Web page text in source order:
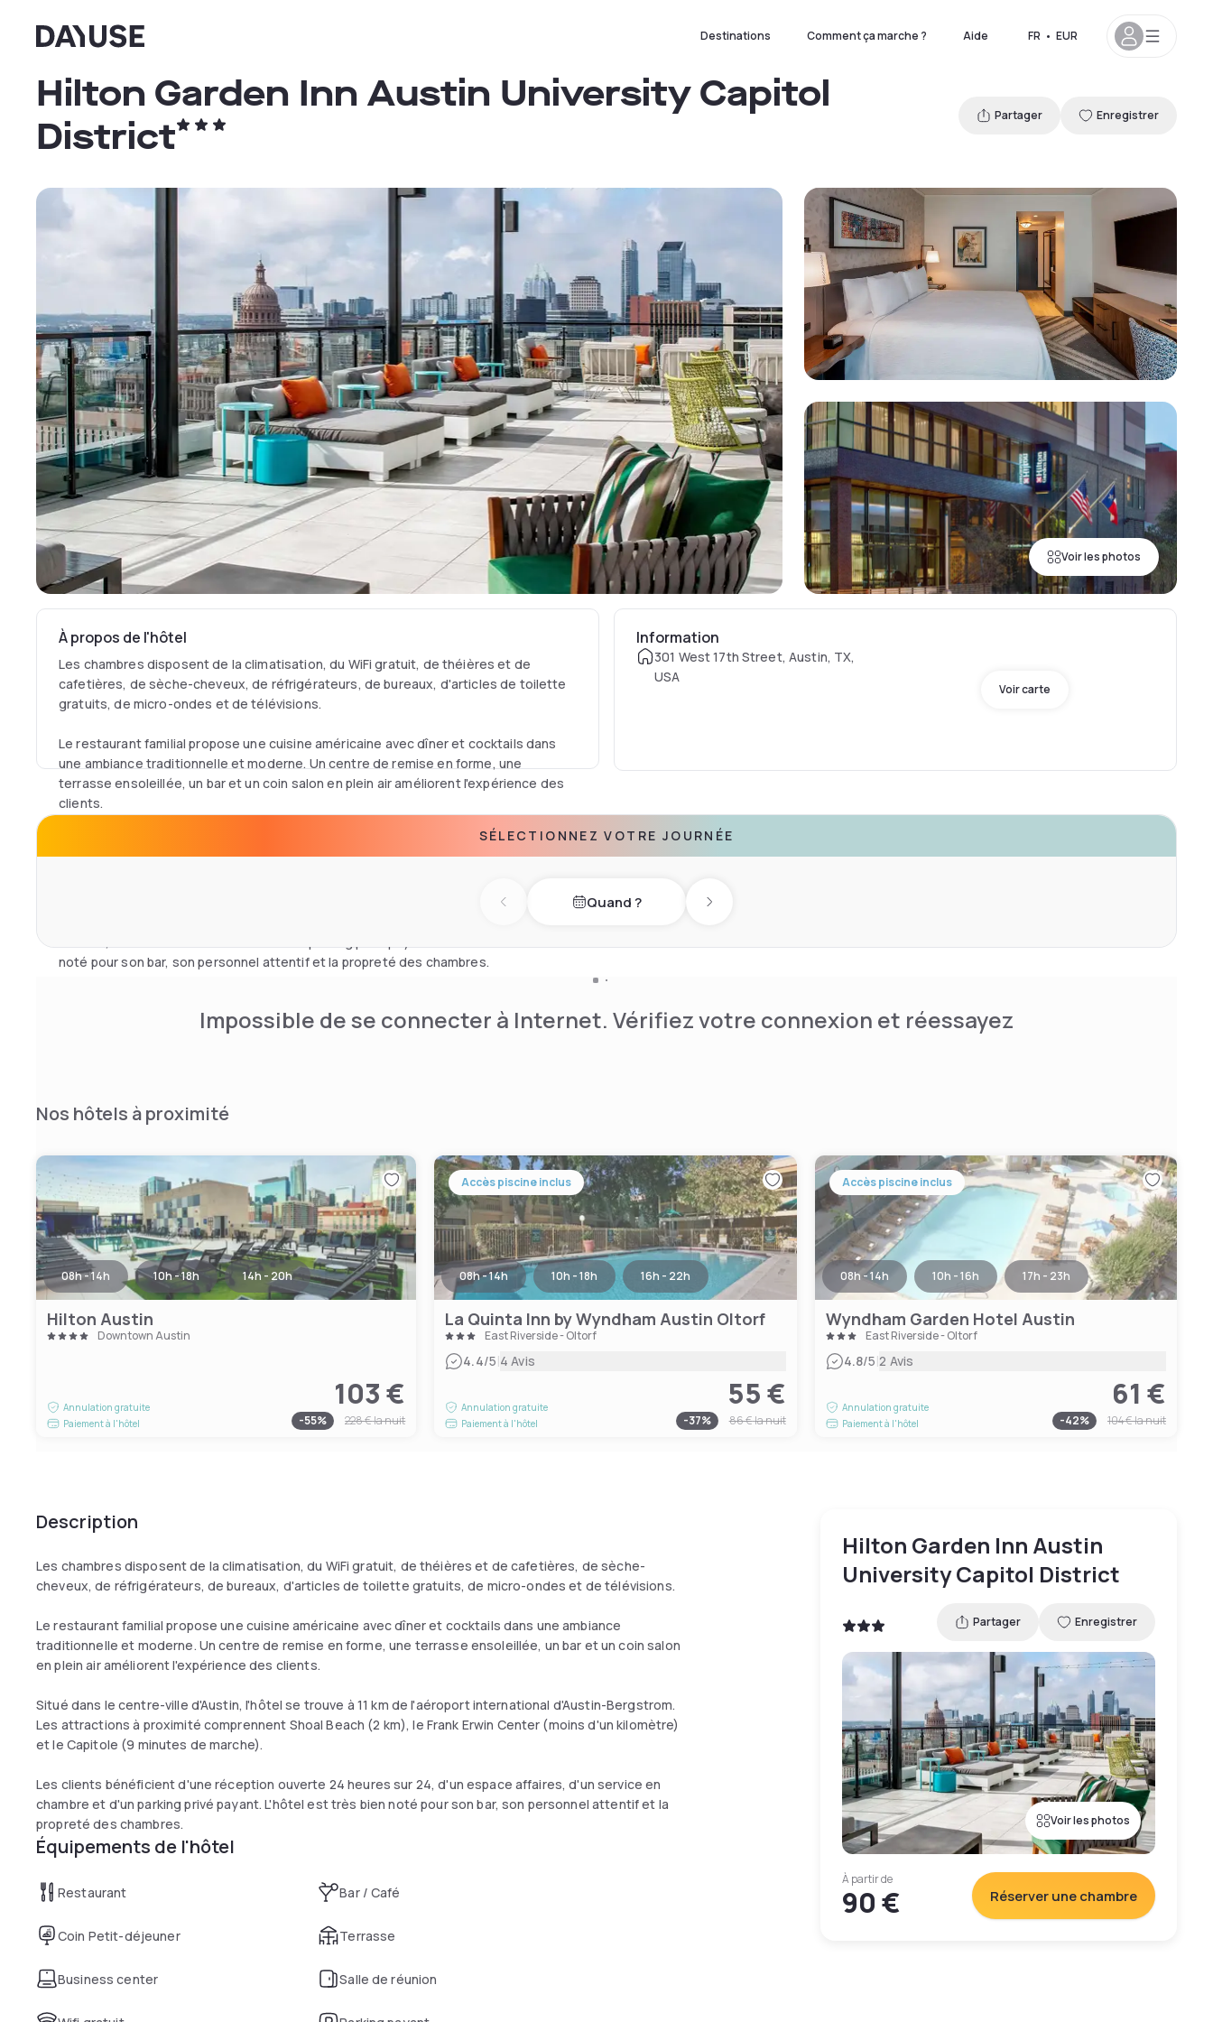
Dayuse Destinations Comment ça marche ? Aide FR • EUR
Voir les photos
Hilton Garden Inn Austin University Capitol
District
Partager Enregistrer
À propos de l'hôtel
Les chambres disposent de la climatisation, du WiFi gratuit, de théières et de
cafetières, de sèche-cheveux, de réfrigérateurs, de bureaux, d'articles de toilette
gratuits, de micro-ondes et de télévisions.
Le restaurant familial propose une cuisine américaine avec dîner et cocktails dans
une ambiance traditionnelle et moderne. Un centre de remise en forme, une
terrasse ensoleillée, un bar et un coin salon en plein air améliorent l'expérience des
clients.
Situé dans le centre-ville d'Austin, l'hôtel se trouve à 11 km de l'aéroport international
d'Austin-Bergstrom. Les attractions à proximité comprennent Shoal Beach (2 km), le
noté pour son bar, son personnel attentif et la propreté des chambres.
Information
301 West 17th Street, Austin, TX,
USA
Voir carte
SÉLECTIONNEZ VOTRE JOURNÉE
Previous dayQuand ? Next day
Impossible de se connecter à Internet. Vérifiez votre connexion et réessayez
Nos hôtels à proximité
08h - 14h 10h - 18h 14h - 20h
Hilton Austin
Downtown Austin
Annulation gratuite
Paiement à l'hôtel
103 €
-55% 228 €la nuit
Accès piscine inclus
08h - 14h 10h - 18h 16h - 22h
La Quinta Inn by Wyndham Austin Oltorf
East Riverside - Oltorf
4.4/5|4 Avis
Annulation gratuite
Paiement à l'hôtel
55 €
-37% 86 €la nuit
Accès piscine inclus
08h - 14h 10h - 16h 17h - 23h
Wyndham Garden Hotel Austin
East Riverside - Oltorf
4.8/5|2 Avis
Annulation gratuite
Paiement à l'hôtel
61 €
-42% 104 €la nuit
Description
Les chambres disposent de la climatisation, du WiFi gratuit, de théières et de cafetières, de sèche-
cheveux, de réfrigérateurs, de bureaux, d'articles de toilette gratuits, de micro-ondes et de télévisions.
Le restaurant familial propose une cuisine américaine avec dîner et cocktails dans une ambiance
traditionnelle et moderne. Un centre de remise en forme, une terrasse ensoleillée, un bar et un coin salon
en plein air améliorent l'expérience des clients.
Situé dans le centre-ville d'Austin, l'hôtel se trouve à 11 km de l'aéroport international d'Austin-Bergstrom.
Les attractions à proximité comprennent Shoal Beach (2 km), le Frank Erwin Center (moins d'un kilomètre)
et le Capitole (9 minutes de marche).
Les clients bénéficient d'une réception ouverte 24 heures sur 24, d'un espace affaires, d'un service en
chambre et d'un parking privé payant. L'hôtel est très bien noté pour son bar, son personnel attentif et la
propreté des chambres.
Équipements de l'hôtel
Restaurant Bar / Café
Coin Petit-déjeuner Terrasse
Business center Salle de réunion
Hilton Garden Inn Austin
University Capitol District
Partager Enregistrer
Voir les photos
À partir de
90 € Réserver une chambre